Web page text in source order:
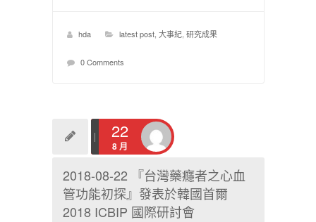
hda latest post, 大事紀, 研究成果
0 Comments
22
8 月
2018-08-22 『台灣藥癮者之心血
管功能初探』發表於韓國首爾
2018 ICBIP 國際研討會